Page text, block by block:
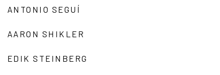
ANTONIO SEGUÍ
AARON SHIKLER
EDIK STEINBERG